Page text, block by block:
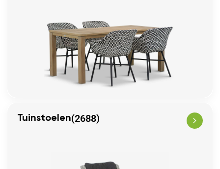
Tuinstoelen(2688)